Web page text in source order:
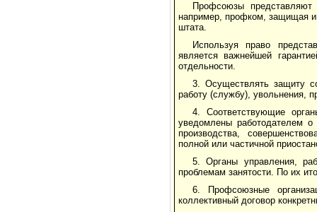
Профсоюзы представляют
например, профком, защищая
штата.
Используя право
является важнейшей
отдельности.
3. Осуществлять защиту
работу (службу), увольнения,
4. Соответствующие
уведомлены работодателем о
производства,
полной или частичной
5. Органы управления,
проблемам занятости. По их
6. Профсоюзные
коллективный договор